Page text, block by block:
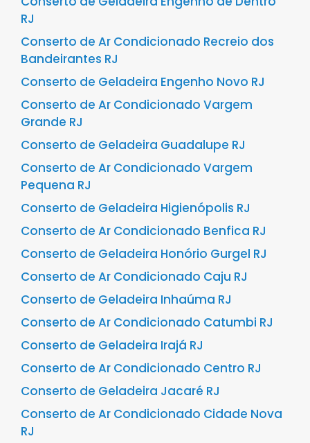
RJ
Conserto de Ar Condicionado Recreio dos
Bandeirantes RJ
Conserto de Geladeira Engenho Novo RJ
Conserto de Ar Condicionado Vargem
Grande RJ
Conserto de Geladeira Guadalupe RJ
Conserto de Ar Condicionado Vargem
Pequena RJ
Conserto de Geladeira Higienópolis RJ
Conserto de Ar Condicionado Benfica RJ
Conserto de Geladeira Honório Gurgel RJ
Conserto de Ar Condicionado Caju RJ
Conserto de Geladeira Inhaúma RJ
Conserto de Ar Condicionado Catumbi RJ
Conserto de Geladeira Irajá RJ
Conserto de Ar Condicionado Centro RJ
Conserto de Geladeira Jacaré RJ
Conserto de Ar Condicionado Cidade Nova
RJ